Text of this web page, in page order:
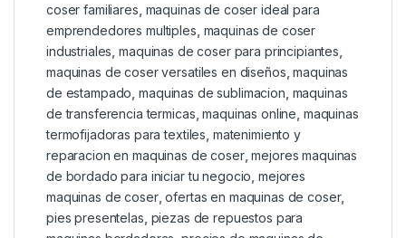
coser familiares maquinas de coser ideal para
emprendedores multiples maquinas de coser
industriales ,maquinas de coser para principiantes
maquinas de coser versatiles en diseños ,maquinas
de estampado ,maquinas de sublimacion maquinas
de transferencia termicas ,maquinas online maquinas
termofijadoras para textiles matenimiento y
reparacion en maquinas de coser,mejores maquinas
de bordado para iniciar tu negocio mejores
maquinas de coser,ofertas en maquinas de coser,
pies presentelas piezas de repuestos para